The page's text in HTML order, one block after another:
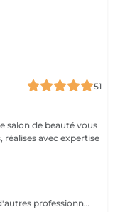
51
salon de beauté vous
réalises avec expertise
nous n`acceptons pas la maintenance d'autres professionnels.